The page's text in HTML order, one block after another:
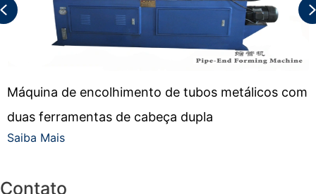
Máquina de encolhimento de tubos metálicos com
duas ferramentas de cabeça dupla
Saiba Mais
Previous
Contato